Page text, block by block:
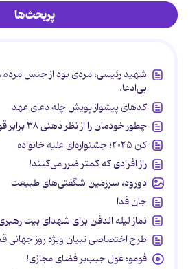
پربحث‌ها
شهید رئیسی، مردی بود از جنس مردم،
بی‌ادعا.
کدهای پیشواز پویش چله دعای عهد
چطور خودمان را از نظر ذهنی ۳۸ برابر قوی‌تر کنیم؟
کن ۲۰۲۵؛ جشنواره‌ای علیه خانواده
راز افرادی که کمتر ضرر می‌کنند!
دورود، سرزمین شگفتی‌های طبیعت
جان فدا
نماز لیله الدفن برای شهدای بیت
طرح اختصاصی تبیان ویژه روز
فومو؛ غول جیب‌بر فضای مجازی!